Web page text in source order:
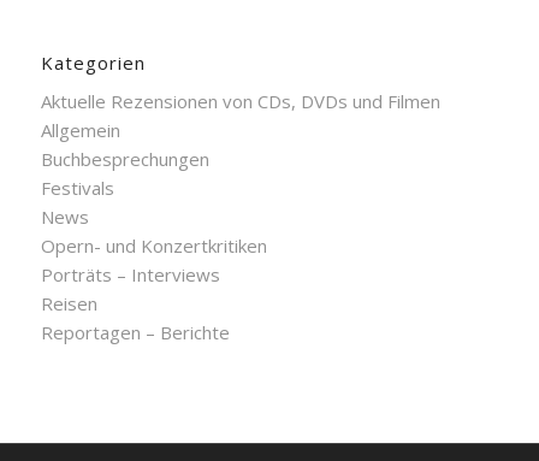
Kategorien
Aktuelle Rezensionen von CDs, DVDs und Filmen
Allgemein
Buchbesprechungen
Festivals
News
Opern- und Konzertkritiken
Porträts – Interviews
Reisen
Reportagen – Berichte